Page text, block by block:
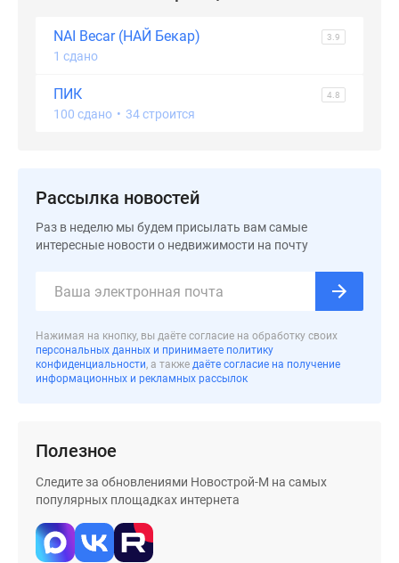
Rutube
Программа
Москве
Новостройки
Новостройки
класса
Рассрочка
Траншевая
ипотека
NAI Becar (НАЙ Бекар) 3.9
1 сдано
ПИК 4.8
100 сдано • 34 строится
Рассылка новостей
Раз в неделю мы будем присылать вам самые
интересные новости о недвижимости на почту
Нажимая на кнопку, вы даёте согласие на обработку своих
персональных данных и принимаете политику
конфиденциальности, а также даёте согласие на получение
информационных и рекламных рассылок
Полезное
Следите за обновлениями Новострой-М на самых
популярных площадках интернета